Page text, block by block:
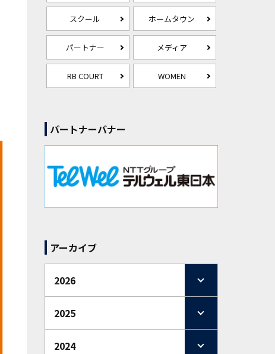
スクール ホームタウン
パートナー メディア
RB COURT WOMEN
パートナーバナー
アーカイブ
2026
2025
2024